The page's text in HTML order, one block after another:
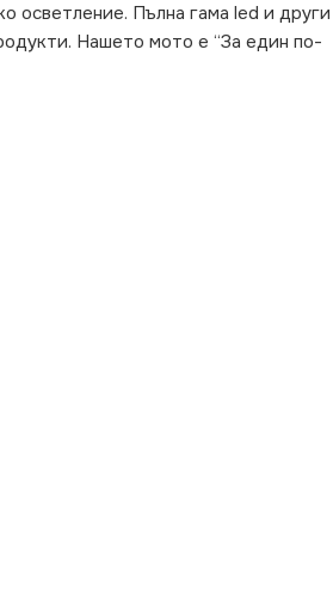
осветление. Пълна гама led и други
Нашето мото е “За един по-